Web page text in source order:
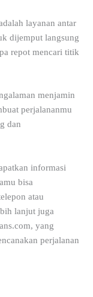
layanan antar
dijemput langsung
repot mencari titik
menjamin
perjalananmu
dan
informasi
bisa
atau
lanjut juga
yang
perjalanan